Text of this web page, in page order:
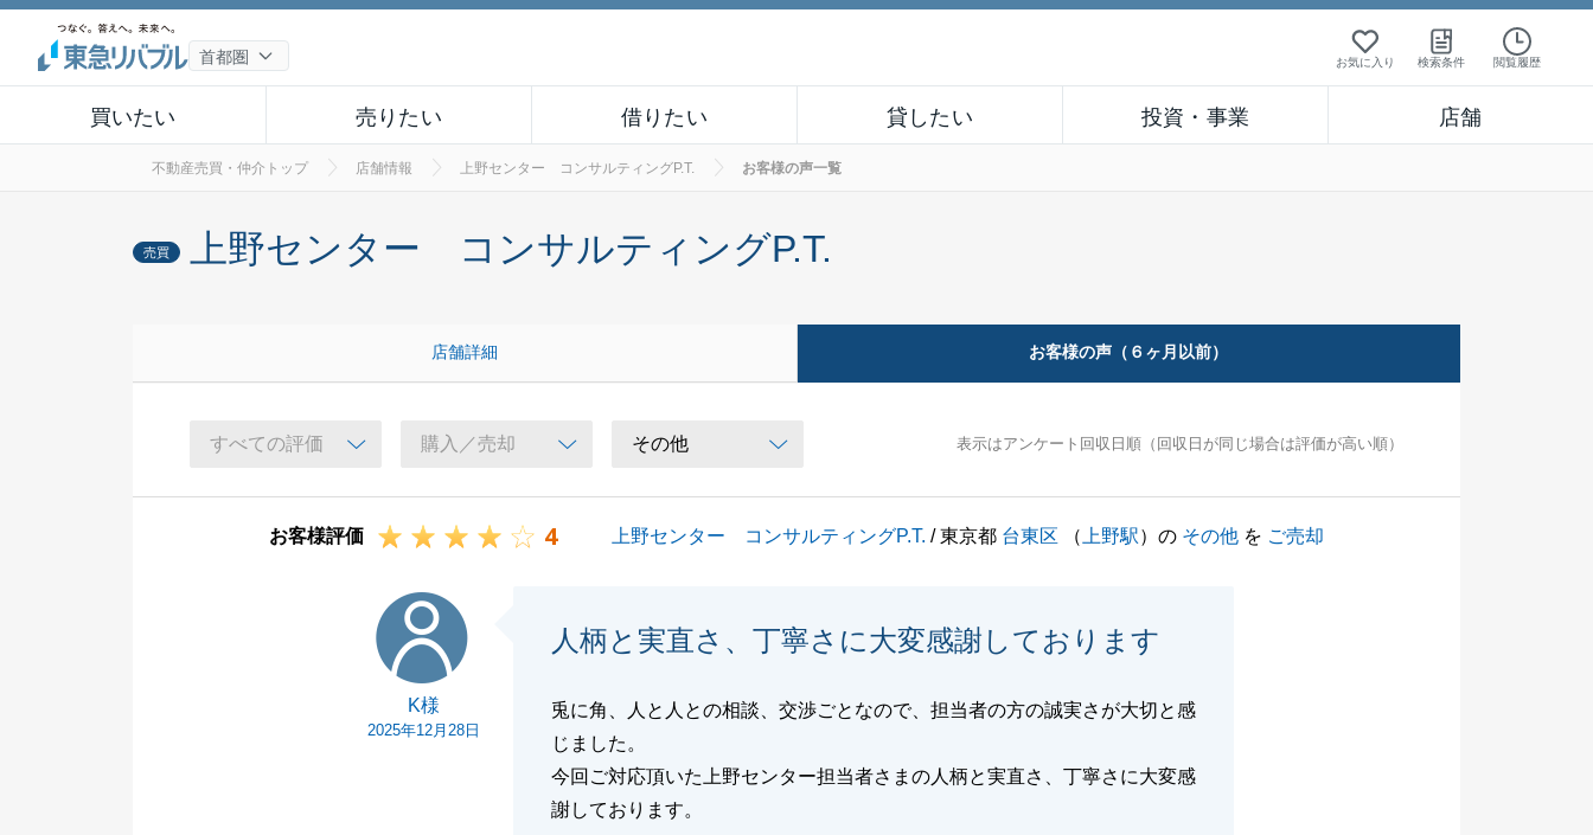
お気に入り 検索条件 閲覧履歴
買いたい 売りたい 借りたい 貸したい 投資・事業 店舗
不動産売買・仲介トップ 店舗情報 上野センター コンサルティングP.T. お客様の声一覧
売買 上野センター コンサルティングP.T.
店舗詳細 お客様の声（６ヶ月以前）
表示はアンケート回収日順（回収日が同じ場合は評価が高い順）
お客様評価 4 上野センター コンサルティングP.T. / 東京都 台東区 （ 上野駅）の その他 を ご売却
K様
2025年12月28日
人柄と実直さ、丁寧さに大変感謝しております
兎に角、人と人との相談、交渉ごとなので、担当者の方の誠実さが大切と感
じました。
今回ご対応頂いた上野センター担当者さまの人柄と実直さ、丁寧さに大変感
謝しております。